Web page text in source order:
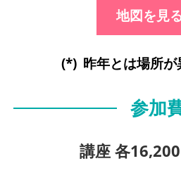
地図を見
昨年とは場所が
参加
講座 各